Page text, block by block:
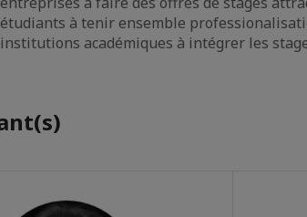
à tenir ensemble
académiques à intégrer les